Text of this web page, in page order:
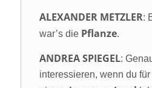
ALEXANDER METZLER:
war’s die Pflanze.
ANDREA SPIEGEL:
interessieren, wenn du